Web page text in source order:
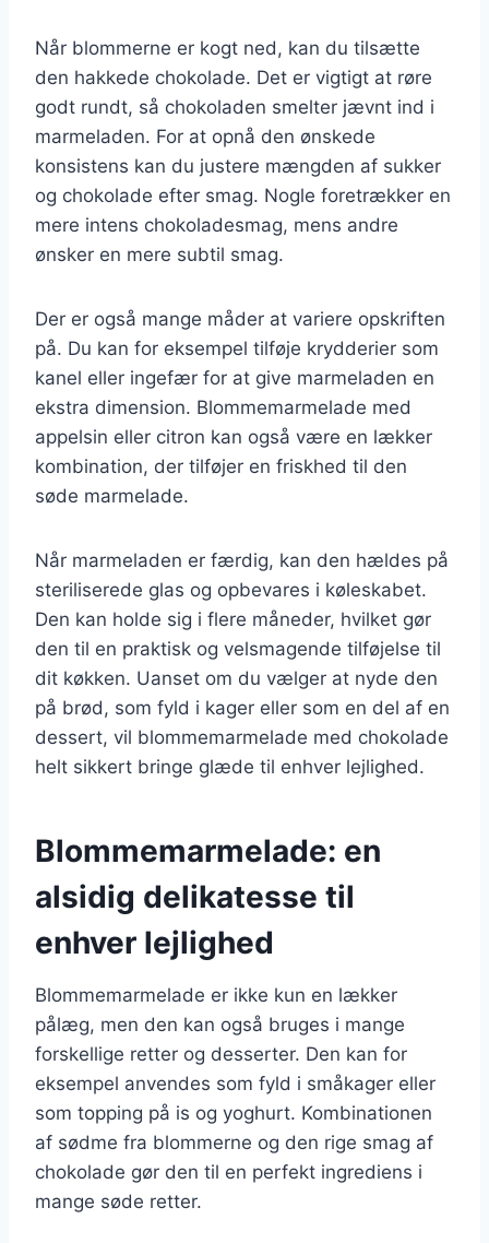
Når blommerne er kogt ned, kan du tilsætte
den hakkede chokolade. Det er vigtigt at røre
godt rundt, så chokoladen smelter jævnt ind i
marmeladen. For at opnå den ønskede
konsistens kan du justere mængden af sukker
og chokolade efter smag. Nogle foretrækker en
mere intens chokoladesmag, mens andre
ønsker en mere subtil smag.
Der er også mange måder at variere opskriften
på. Du kan for eksempel tilføje krydderier som
kanel eller ingefær for at give marmeladen en
ekstra dimension. Blommemarmelade med
appelsin eller citron kan også være en lækker
kombination, der tilføjer en friskhed til den
søde marmelade.
Når marmeladen er færdig, kan den hældes på
steriliserede glas og opbevares i køleskabet.
Den kan holde sig i flere måneder, hvilket gør
den til en praktisk og velsmagende tilføjelse til
dit køkken. Uanset om du vælger at nyde den
på brød, som fyld i kager eller som en del af en
dessert, vil blommemarmelade med chokolade
helt sikkert bringe glæde til enhver lejlighed.
Blommemarmelade: en
alsidig delikatesse til
enhver lejlighed
Blommemarmelade er ikke kun en lækker
pålæg, men den kan også bruges i mange
forskellige retter og desserter. Den kan for
eksempel anvendes som fyld i småkager eller
som topping på is og yoghurt. Kombinationen
af sødme fra blommerne og den rige smag af
chokolade gør den til en perfekt ingrediens i
mange søde retter.